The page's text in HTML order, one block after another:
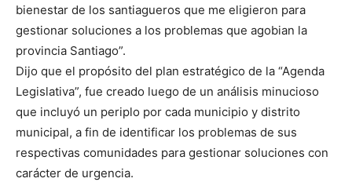
bienestar de los santiagueros que me eligieron para
gestionar soluciones a los problemas que agobian la
provincia Santiago”.
Dijo que el propósito del plan estratégico de la “Agenda
Legislativa”, fue creado luego de un análisis minucioso
que incluyó un periplo por cada municipio y distrito
municipal, a fin de identificar los problemas de sus
respectivas comunidades para gestionar soluciones con
carácter de urgencia.